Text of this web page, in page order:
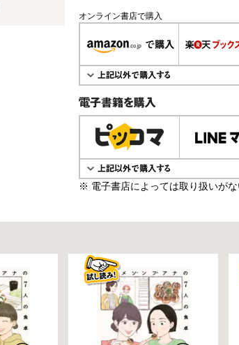
オンライン書店で購入
電子書籍で購入
※ 電子書店によっては取り扱いが